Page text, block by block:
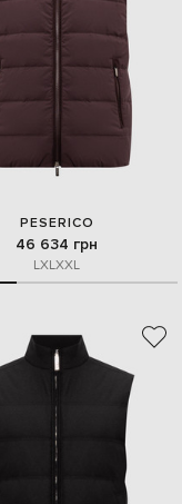
PESERICO
46 634 грн
LXLXXL